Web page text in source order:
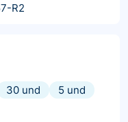
R2
30 und
5 und